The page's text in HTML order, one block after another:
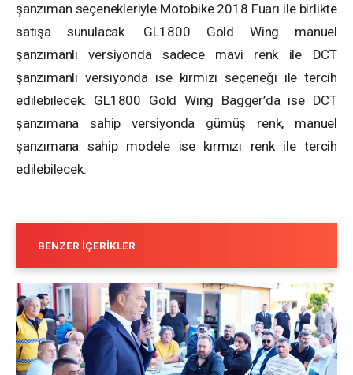
şanzıman seçenekleriyle Motobike 2018 Fuarı ile birlikte
satışa sunulacak. GL1800 Gold Wing manuel
şanzımanlı versiyonda sadece mavi renk ile DCT
şanzımanlı versiyonda ise kırmızı seçeneği ile tercih
edilebilecek. GL1800 Gold Wing Bagger’da ise DCT
şanzımana sahip versiyonda gümüş renk, manuel
şanzımana sahip modele ise kırmızı renk ile tercih
edilebilecek.
BENZER İÇERIKLER